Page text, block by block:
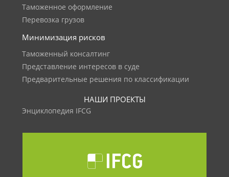
Таможенное оформление
Перевозка грузов
Минимизация рисков
Таможенный консалтинг
Представление интересов в суде
Предварительные решения по классификации
НАШИ ПРОЕКТЫ
Энциклопедия IFCG